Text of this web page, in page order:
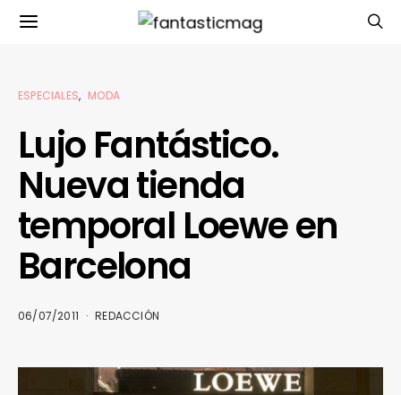
ESPECIALES MODA
Lujo Fantástico.
Nueva tienda
temporal Loewe en
Barcelona
06/07/2011 REDACCIÓN